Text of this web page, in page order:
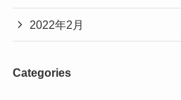
2022年2月
Categories